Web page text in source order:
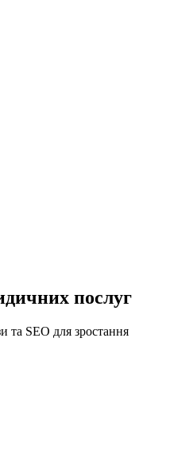
послуг
та SEO для зростання